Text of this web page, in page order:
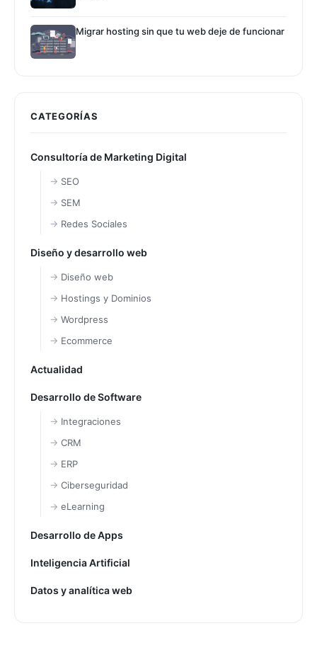
Migrar hosting sin que tu web deje de funcionar
CATEGORÍAS
Consultoría de Marketing Digital
SEO
SEM
Redes Sociales
Diseño y desarrollo web
Diseño web
Hostings y Dominios
Wordpress
Ecommerce
Actualidad
Desarrollo de Software
Integraciones
CRM
ERP
Ciberseguridad
eLearning
Desarrollo de Apps
Inteligencia Artificial
Datos y analítica web